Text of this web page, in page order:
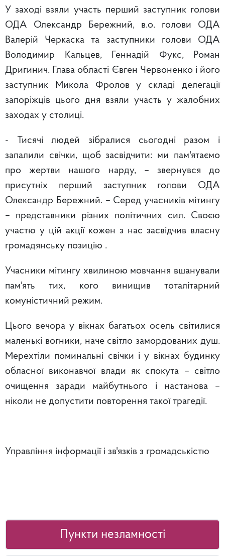
У заході взяли участь перший заступник голови
ОДА Олександр Бережний, в.о. голови ОДА
Валерій Черкаска та заступники голови ОДА
Володимир Кальцев, Геннадій Фукс, Роман
Дригинич. Глава області Євген Червоненко і його
заступник Микола Фролов у складі делегації
запоріжців цього дня взяли участь у жалобних
заходах у столиці.
- Тисячі людей зібралися сьогодні разом і
запалили свічки, щоб засвідчити: ми пам'ятаємо
про жертви нашого нарду, – звернувся до
присутніх перший заступник голови ОДА
Олександр Бережний. – Серед учасників мітингу
– представники різних політичних сил. Своєю
участю у цій акції кожен з нас засвідчив власну
громадянську позицію .
Учасники мітингу хвилиною мовчання вшанували
пам'ять тих, кого винищив тоталітарний
комуністичний режим.
Цього вечора у вікнах багатьох осель світилися
маленькі вогники, наче світло замордованих душ.
Мерехтіли поминальні свічки і у вікнах будинку
обласної виконавчої влади як спокута – світло
очищення заради майбутнього і настанова –
ніколи не допустити повторення такої трагедії.
Управління інформації і зв'язків з громадськістю
Пункти незламності